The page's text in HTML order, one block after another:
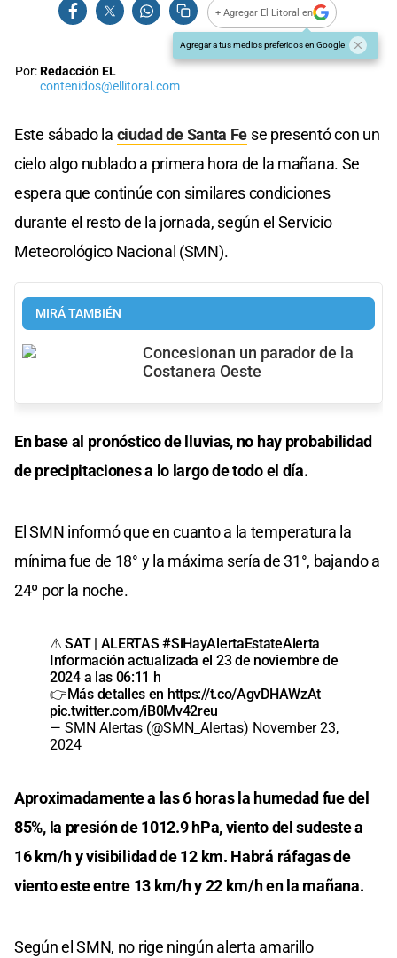
+ Agregar El Litoral en
Agregar a tus medios preferidos en Google
Por:Redacción EL
contenidos@ellitoral.com
Este sábado la ciudad de Santa Fe se presentó con un
cielo algo nublado a primera hora de la mañana. Se
espera que continúe con similares condiciones
durante el resto de la jornada, según el Servicio
Meteorológico Nacional (SMN).
MIRÁ TAMBIÉN
Concesionan un parador de la
Costanera Oeste
En base al pronóstico de lluvias, no hay probabilidad
de precipitaciones a lo largo de todo el día.
El SMN informó que en cuanto a la temperatura la
mínima fue de 18° y la máxima sería de 31°, bajando a
24º por la noche.
⚠ SAT | ALERTAS#SiHayAlertaEstateAlerta
Información actualizada el 23 de noviembre de
2024 a las 06:11 h
👉Más detalles en https://t.co/AgvDHAWzAt
pic.twitter.com/iB0Mv42reu
— SMN Alertas (@SMN_Alertas) November 23,
2024
Aproximadamente a las 6 horas la humedad fue del
85%, la presión de 1012.9 hPa, viento del sudeste a
16 km/h y visibilidad de 12 km. Habrá ráfagas de
viento este entre 13 km/h y 22 km/h en la mañana.
Según el SMN, no rige ningún alerta amarillo